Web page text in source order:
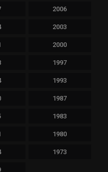
2006
2003
2000
1997
1993
1987
1983
1980
1973